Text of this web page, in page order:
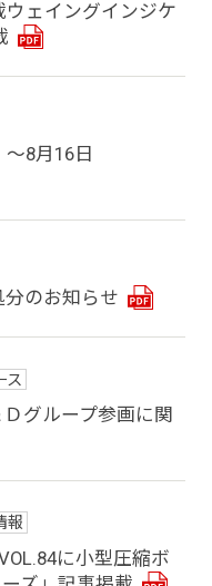
ウェイングインジケ
8月16日
のお知らせ
ス
グループ参画に関
報
に小型圧縮ボ